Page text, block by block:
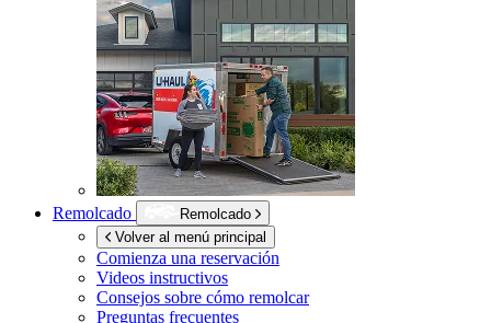
Remolcado
Remolcado
Volver al menú principal
Comienza una reservación
Videos instructivos
Consejos sobre cómo remolcar
Preguntas frecuentes